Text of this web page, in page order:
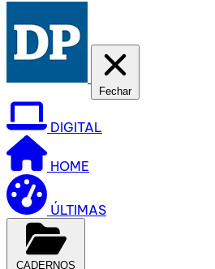
Fechar
DIGITAL
HOME
ÚLTIMAS
CADERNOS